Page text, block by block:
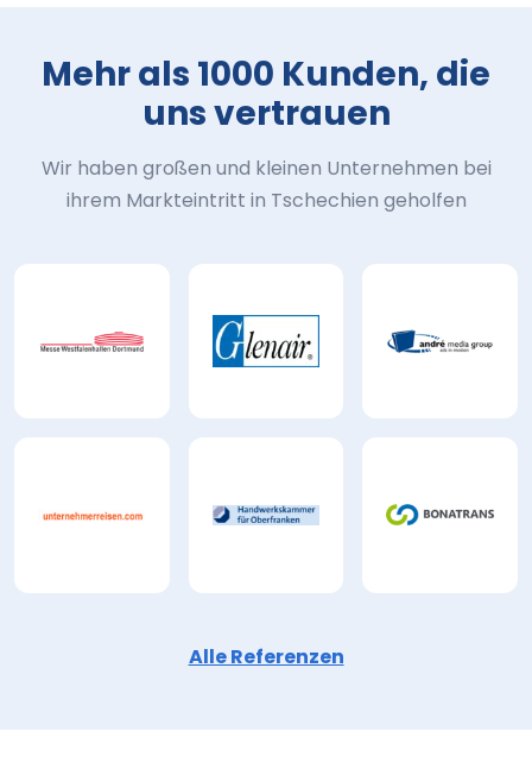
Mehr als 1000 Kunden, die
uns vertrauen
Wir haben großen und kleinen Unternehmen bei
ihrem Markteintritt in Tschechien geholfen
Alle Referenzen